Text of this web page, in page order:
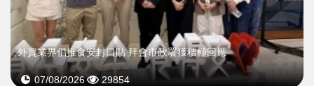
外賣業界倡推食安封口貼 拜會市政署獲積極回應
07/08/2026 29854